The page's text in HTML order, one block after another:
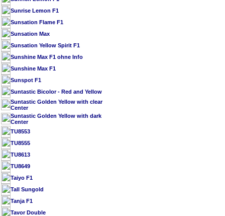
Sunrise Lemon F1
Sunsation Flame F1
Sunsation Max
Sunsation Yellow Spirit F1
Sunshine Max F1 ohne Info
Sunshine Max F1
Sunspot F1
Suntastic Bicolor - Red and Yellow
Suntastic Golden Yellow with clear
Center
Suntastic Golden Yellow with dark
Center
TU8553
TU8555
TU8613
TU8649
Taiyo F1
Tall Sungold
Tanja F1
Tavor Double